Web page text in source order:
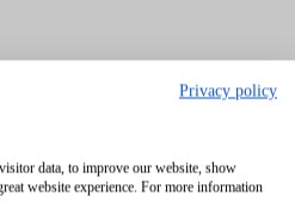
Privacy policy
data, to improve our website, show
website experience. For more information